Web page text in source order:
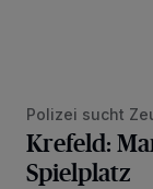
Polizei sucht
Krefeld:
Spielplatz